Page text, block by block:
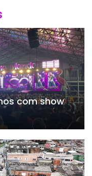
com show